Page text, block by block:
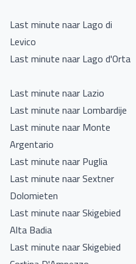
Last minute naar Lago di
Levico
Last minute naar Lago d'Orta
Last minute naar Lazio
Last minute naar Lombardije
Last minute naar Monte
Argentario
Last minute naar Puglia
Last minute naar Sextner
Dolomieten
Last minute naar Skigebied
Alta Badia
Last minute naar Skigebied